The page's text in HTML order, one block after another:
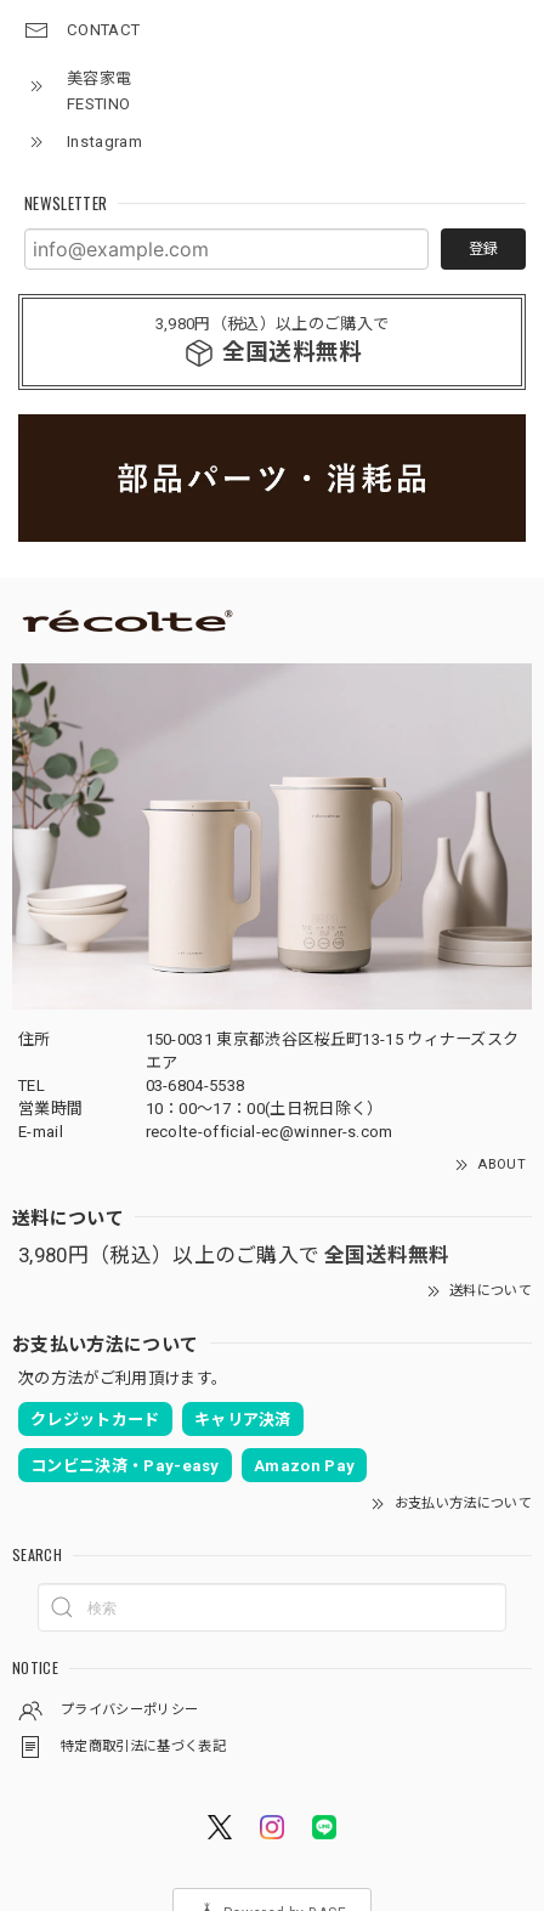
CONTACT
美容家電
FESTINO
Instagram
NEWSLETTER
登録
3,980円（税込）以上のご購入で
全国送料無料
住所
150-0031 東京都渋谷区桜丘町13-15 ウィナーズスク
エア
TEL
03-6804-5538
営業時間
10：00〜17：00(土日祝日除く）
E-mail
recolte-official-ec@winner-s.com
ABOUT
送料について
3,980円（税込）以上のご購入で 全国送料無料
送料について
お支払い方法について
次の方法がご利用頂けます。
クレジットカード キャリア決済
コンビニ決済・Pay-easy Amazon Pay
お支払い方法について
SEARCH
NOTICE
プライバシーポリシー
特定商取引法に基づく表記